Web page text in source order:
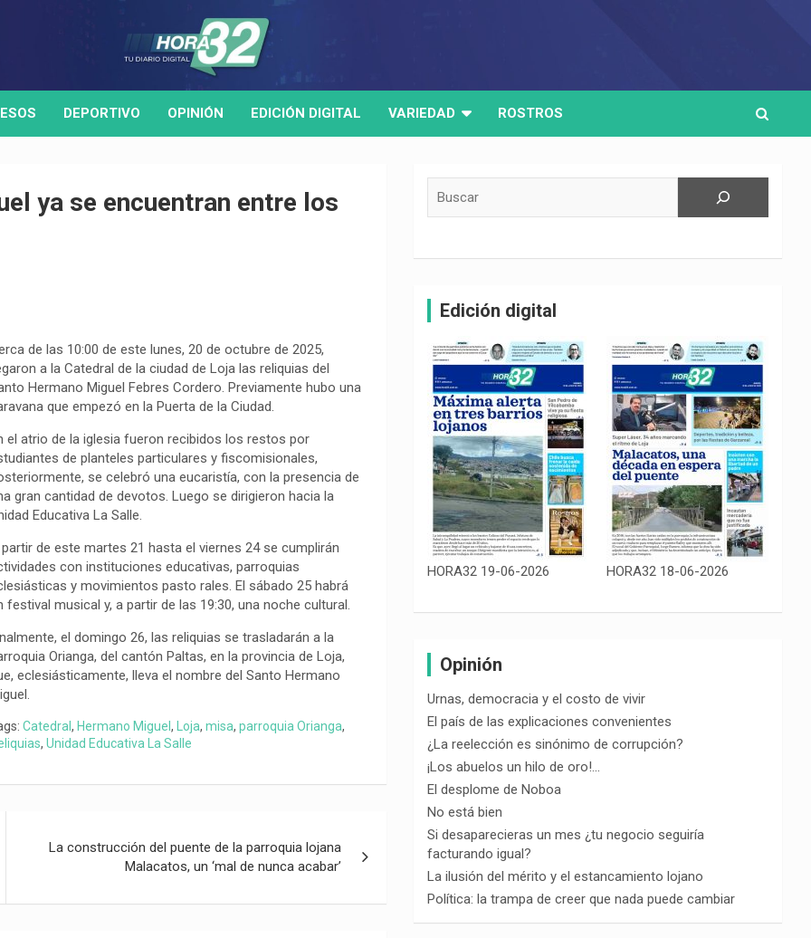
DEPORTIVO OPINIÓN EDICIÓN DIGITAL VARIEDAD ROSTROS
ya se encuentran entre los
de las 10:00 de este lunes, 20 de octubre de 2025,
a la Catedral de la ciudad de Loja las reliquias del
Hermano Miguel Febres Cordero. Previamente hubo una
que empezó en la Puerta de la Ciudad.
el atrio de la iglesia fueron recibidos los restos por
de planteles particulares y fiscomisionales,
se celebró una eucaristía, con la presencia de
gran cantidad de devotos. Luego se dirigieron hacia la
Educativa La Salle.
de este martes 21 hasta el viernes 24 se cumplirán
con instituciones educativas, parroquias
y movimientos pasto rales. El sábado 25 habrá
festival musical y, a partir de las 19:30, una noche cultural.
el domingo 26, las reliquias se trasladarán a la
Orianga, del cantón Paltas, en la provincia de Loja,
eclesiásticamente, lleva el nombre del Santo Hermano
Catedral , Hermano Miguel , Loja, misa, parroquia Orianga,
, Unidad Educativa La Salle
La construcción del puente de la parroquia lojana
Malacatos, un ‘mal de nunca acabar’
Edición digital
HORA32 19-06-2026 HORA32 18-06-2026
Opinión
Urnas, democracia y el costo de vivir
El país de las explicaciones convenientes
¿La reelección es sinónimo de corrupción?
¡Los abuelos un hilo de oro!…
El desplome de Noboa
No está bien
Si desaparecieras un mes ¿tu negocio seguiría
facturando igual?
La ilusión del mérito y el estancamiento lojano
Política: la trampa de creer que nada puede cambiar